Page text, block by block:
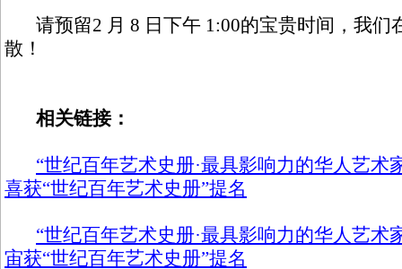
请预留2 月 8 日下午 1:00的宝贵时间，我们
散！
相关链接：
“世纪百年艺术史册·最具影响力的华人艺术
喜获“世纪百年艺术史册”提名
“世纪百年艺术史册·最具影响力的华人艺术
宙获“世纪百年艺术史册”提名